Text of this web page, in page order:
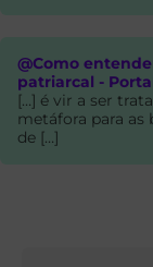
@Como
patriarcal -
[…] é vir a ser
metáfora para as
de […]